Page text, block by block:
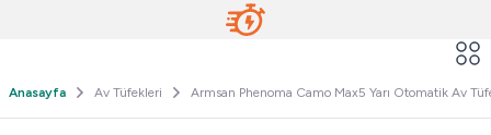
Anasayfa Av Tüfekleri Armsan Phenoma Camo Max5 Yarı Otomatik Av